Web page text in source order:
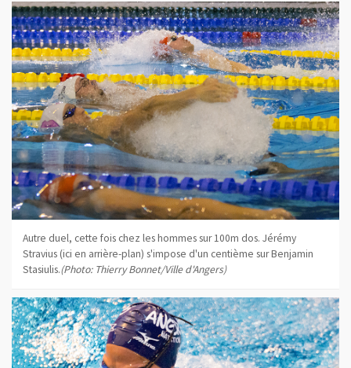
Autre duel, cette fois chez les hommes sur 100m dos. Jérémy
Stravius (ici en arrière-plan) s'impose d'un centième sur Benjamin
Stasiulis.(Photo: Thierry Bonnet/Ville d'Angers)